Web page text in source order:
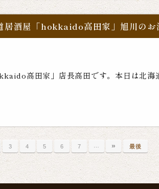
居酒屋「hokkaido高田家」旭川のお
高田家」店長高田です。本日は北海
3 4 5 6 7 … » 最後